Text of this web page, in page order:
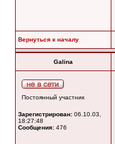
Вернуться к началу
Galina
Постоянный участник
Зарегистрирован: 06.10.03,
18:27:48
Сообщения: 476